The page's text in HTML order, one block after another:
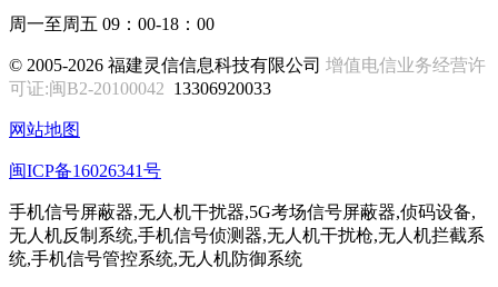
周一至周五 09：00-18：00
© 2005-2026 福建灵信信息科技有限公司 增值电信业务经营许
可证:闽B2-20100042 13306920033
网站地图
闽ICP备16026341号
手机信号屏蔽器,无人机干扰器,5G考场信号屏蔽器,侦码设备,
无人机反制系统,手机信号侦测器,无人机干扰枪,无人机拦截系
统,手机信号管控系统,无人机防御系统